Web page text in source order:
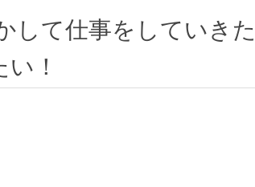
して仕事をしていき
！